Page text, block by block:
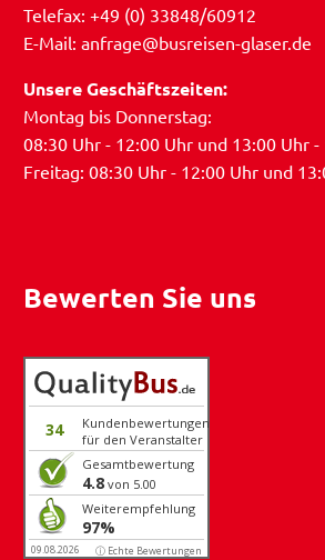
Telefax: +49 (0) 33848/60912
E-Mail: anfrage@busreisen-glaser.de
Unsere Geschäftszeiten:
Montag bis Donnerstag:
08:30 Uhr - 12:00 Uhr und 13:00 Uhr
Freitag: 08:30 Uhr - 12:00 Uhr und
Bewerten Sie uns
34
Kundenbewertungen
für den Veranstalter
Gesamtbewertung
4.8 von 5.00
Weiterempfehlung
97%
09.08.2026 ⓘ Echte Bewertungen